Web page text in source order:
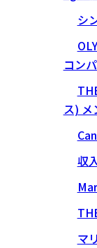
シ
コン
ス) メ
収
マ